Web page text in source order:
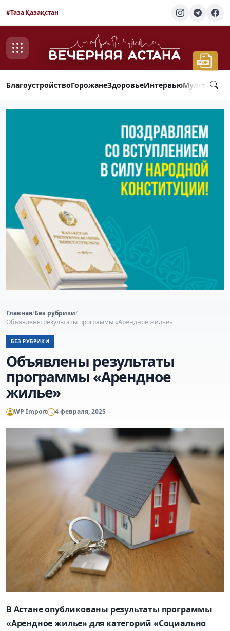
#Таза Қазақстан
БлагоустройствоГорожанеЗдоровьеИнтервью
Главная/Без рубрики/
Объявлены результаты программы «Арендное жилье»
БЕЗ РУБРИКИ
Объявлены результаты
программы «Арендное
жилье»
WP Import 4 февраля, 2025
В Астане опубликованы результаты программы
«Арендное жилье» для категорий «Социально